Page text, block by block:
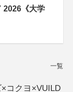
2026《大学
一覧
×コクヨ×VUILD